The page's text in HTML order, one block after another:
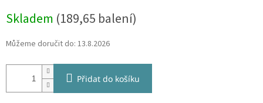
Skladem (189,65 balení)
Můžeme doručit do: 13.8.2026
Přidat do košíku